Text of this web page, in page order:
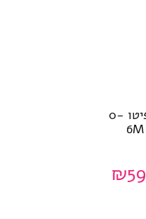
טיפיטו 0-
6M
₪59